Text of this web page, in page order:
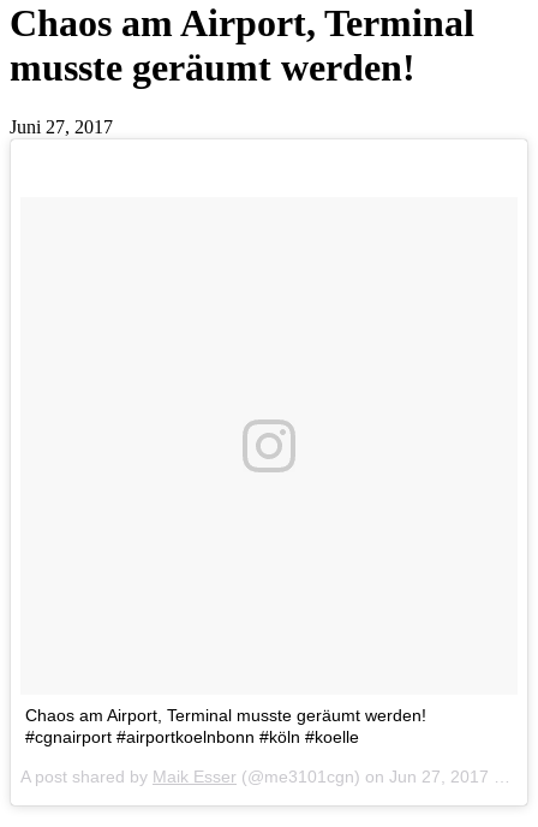
Chaos am Airport, Terminal
musste geräumt werden!
Juni 27, 2017
Chaos am Airport, Terminal musste geräumt werden!
#cgnairport #airportkoelnbonn #köln #koelle
A post shared by Maik Esser (@me3101cgn) on Jun 27, 2017 at 7:37am PDT